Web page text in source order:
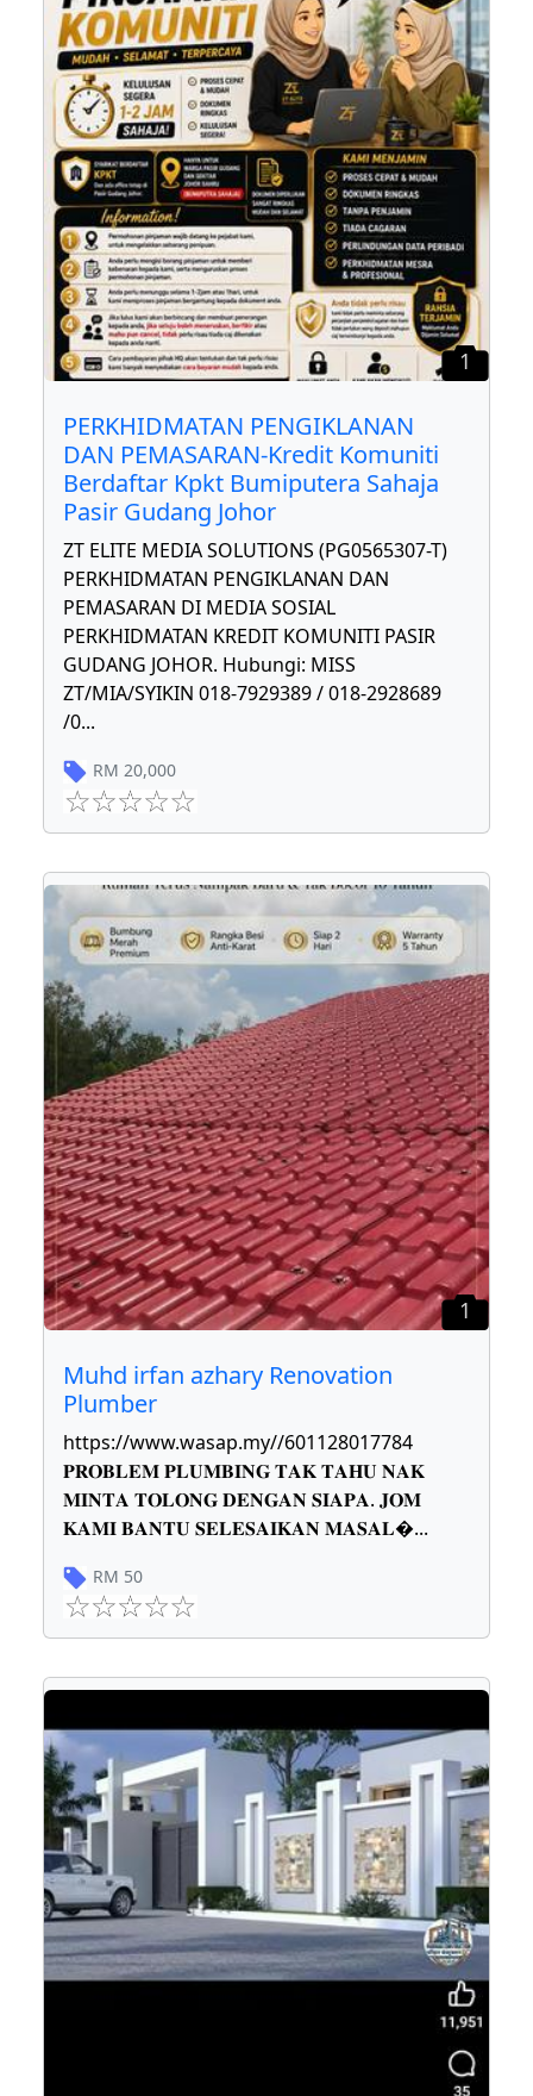
1
PERKHIDMATAN PENGIKLANAN
DAN PEMASARAN-Kredit Komuniti
Berdaftar Kpkt Bumiputera Sahaja
Pasir Gudang Johor
ZT ELITE MEDIA SOLUTIONS (PG0565307-T)
PERKHIDMATAN PENGIKLANAN DAN
PEMASARAN DI MEDIA SOSIAL
PERKHIDMATAN KREDIT KOMUNITI PASIR
GUDANG JOHOR. Hubungi: MISS
ZT/MIA/SYIKIN 018-7929389 / 018-2928689
/0...
RM 20,000
1
Muhd irfan azhary Renovation
Plumber
https://www.wasap.my//601128017784
𝐏𝐑𝐎𝐁𝐋𝐄𝐌 𝐏𝐋𝐔𝐌𝐁𝐈𝐍𝐆 𝐓𝐀𝐊 𝐓𝐀𝐇𝐔 𝐍𝐀𝐊
𝐌𝐈𝐍𝐓𝐀 𝐓𝐎𝐋𝐎𝐍𝐆 𝐃𝐄𝐍𝐆𝐀𝐍 𝐒𝐈𝐀𝐏𝐀. 𝐉𝐎𝐌
𝐊𝐀𝐌𝐈 𝐁𝐀𝐍𝐓𝐔 𝐒𝐄𝐋𝐄𝐒𝐀𝐈𝐊𝐀𝐍 𝐌𝐀𝐒𝐀𝐋...
RM 50